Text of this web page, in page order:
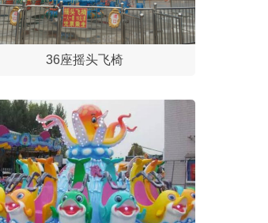
36座摇头飞椅